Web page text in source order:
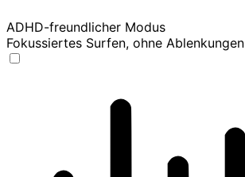
ADHD-freundlicher Modus
Fokussiertes Surfen, ohne Ablenkungen